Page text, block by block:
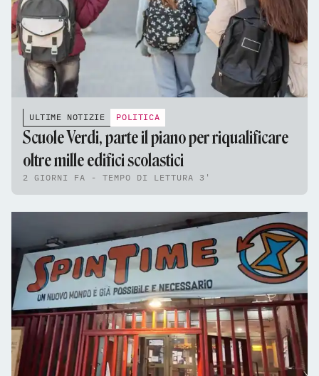
ULTIME NOTIZIE POLITICA
Scuole Verdi, parte il piano per riqualificare
oltre mille edifici scolastici
2 GIORNI FA - TEMPO DI LETTURA 3'